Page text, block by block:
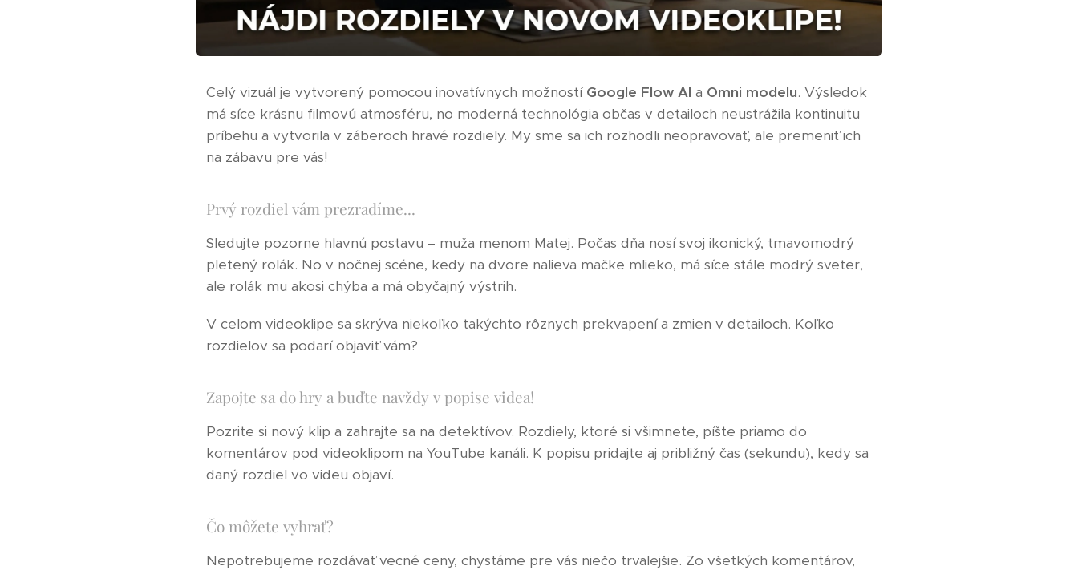
Celý vizuál je vytvorený pomocou inovatívnych možností Google Flow AI a Omni modelu. Výsledok
má síce krásnu filmovú atmosféru, no moderná technológia občas v detailoch neustrážila kontinuitu
príbehu a vytvorila v záberoch hravé rozdiely. My sme sa ich rozhodli neopravovať, ale premeniť ich
na zábavu pre vás!
Prvý rozdiel vám prezradíme... 😉
Sledujte pozorne hlavnú postavu – muža menom Matej. Počas dňa nosí svoj ikonický, tmavomodrý
pletený rolák. No v nočnej scéne, kedy na dvore nalieva mačke mlieko, má síce stále modrý sveter,
ale rolák mu akosi chýba a má obyčajný výstrih.
V celom videoklipe sa skrýva niekoľko takýchto rôznych prekvapení a zmien v detailoch. Koľko
rozdielov sa podarí objaviť vám?
Zapojte sa do hry a buďte navždy v popise videa!
Pozrite si nový klip a zahrajte sa na detektívov. Rozdiely, ktoré si všimnete, píšte priamo do
komentárov pod videoklipom na YouTube kanáli. K popisu pridajte aj približný čas (sekundu), kedy sa
daný rozdiel vo videu objaví.
Čo môžete vyhrať?
Nepotrebujeme rozdávať vecné ceny, chystáme pre vás niečo trvalejšie. Zo všetkých komentárov,